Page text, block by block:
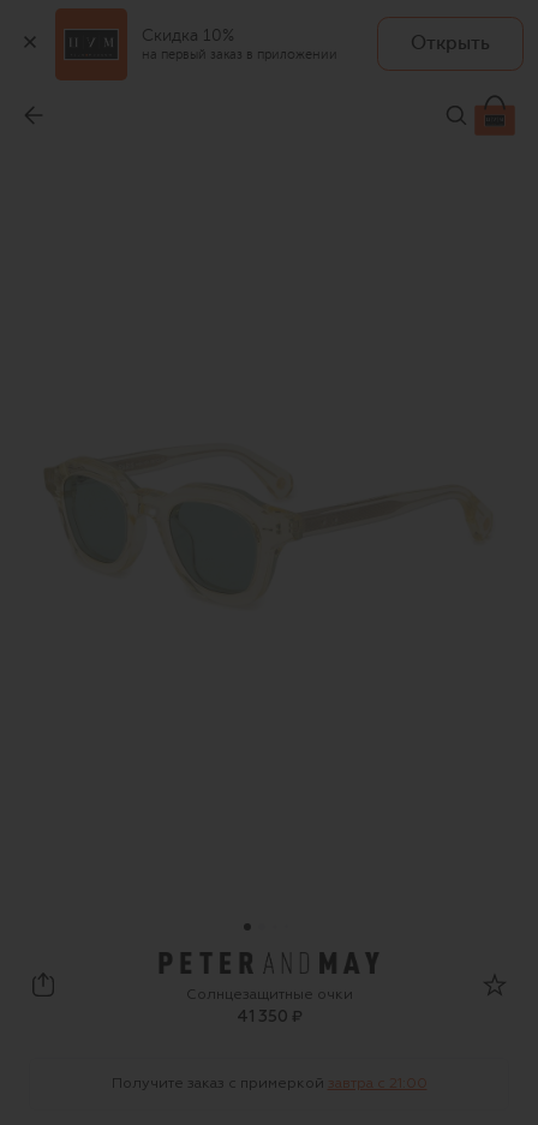
Скидка 10%
на первый заказ в приложении
Открыть
41 350 ₽
Peter&May Walk
Солнцезащитные очки
41 350 ₽
Получите заказ с примеркой завтра c 21:00